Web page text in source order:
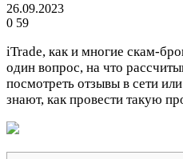
26.09.2023
0 59
iTrade, как и многие скам-
один вопрос, на что
посмотреть отзывы в сети
знают, как провести такую